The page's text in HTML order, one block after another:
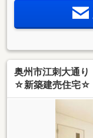
奥州市江刺大
☆新築建売住宅